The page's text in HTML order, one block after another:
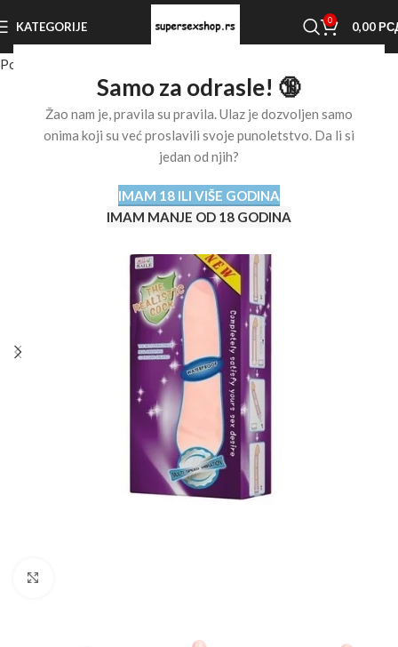
Samo za odrasle! 🔞
Žao nam je, pravila su pravila. Ulaz je dozvoljen samo
onima koji su već proslavili svoje punoletstvo. Da li si
jedan od njih?
IMAM 18 ILI VIŠE GODINA
IMAM MANJE OD 18 GODINA
KATEGORIJE 0 0,00
Početna stranica